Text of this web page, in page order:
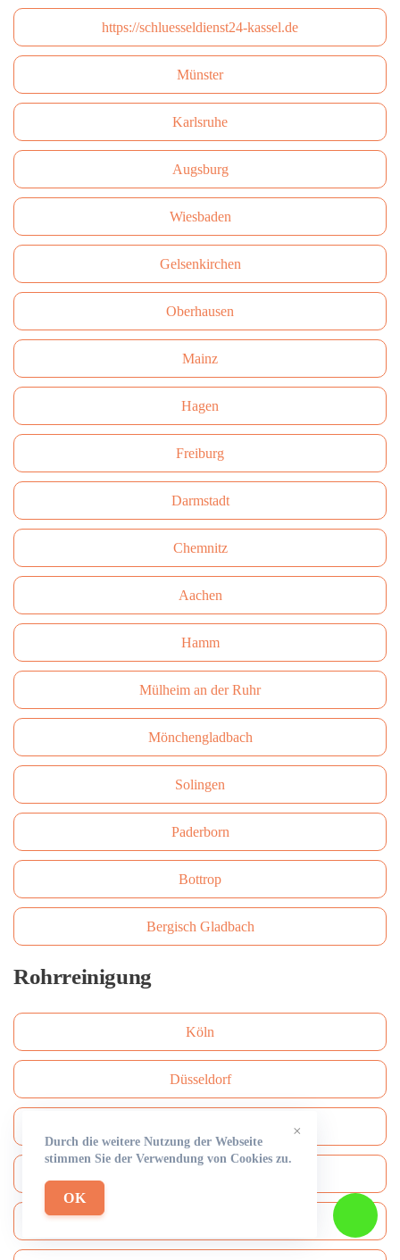
https://schluesseldienst24-kassel.de
Münster
Karlsruhe
Augsburg
Wiesbaden
Gelsenkirchen
Oberhausen
Mainz
Hagen
Freiburg
Darmstadt
Сhemnitz
Aachen
Hamm
Mülheim an der Ruhr
Mönchengladbach
Solingen
Paderborn
Bottrop
Bergisch Gladbach
Rohrreinigung
Köln
Düsseldorf
×
Durch die weitere Nutzung der Webseite
stimmen Sie der Verwendung von Cookies zu.
OK